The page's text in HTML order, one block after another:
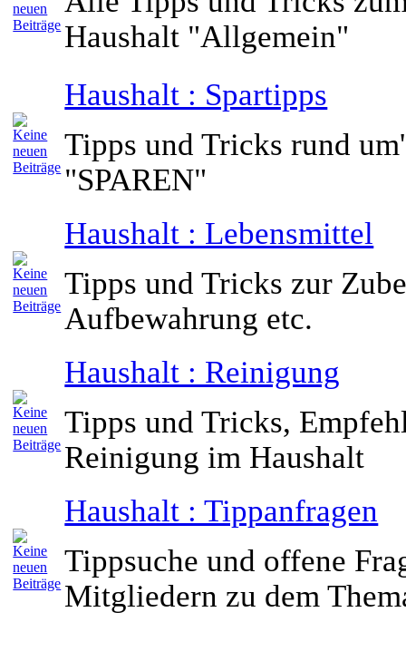
Haushalt "Allgemein"
Haushalt : Spartipps
Tipps und Tricks rund
"SPAREN"
Haushalt : Lebensmittel
Tipps und Tricks zur
Aufbewahrung etc.
Haushalt : Reinigung
Tipps und Tricks,
Reinigung im Haushalt
Haushalt : Tippanfragen
Tippsuche und offene
Mitgliedern zu dem